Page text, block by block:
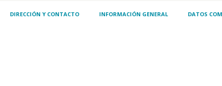
2. la ve
DIRECCIÓN Y CONTACTO INFORMACIÓN GENERAL DATOS